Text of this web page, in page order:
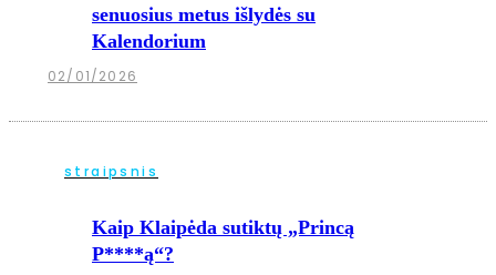
senuosius metus išlydės su
Kalendorium
02/01/2026
straipsnis
Kaip Klaipėda sutiktų „Princą
P****ą“?